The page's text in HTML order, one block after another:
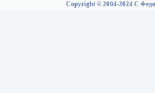
Copyright © 2004-2024